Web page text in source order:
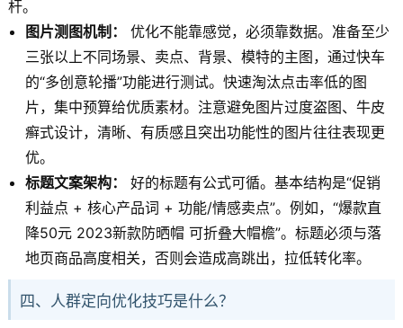
杆。
图片测图机制：
优化不能靠感觉，必须靠数据。准备至少
三张以上不同场景、卖点、背景、模特的主图，通过快车
的“多创意轮播”功能进行测试。快速淘汰点击率低的图
片，集中预算给优质素材。注意避免图片过度盗图、牛皮
癣式设计，清晰、有质感且突出功能性的图片往往表现更
优。
标题文案架构：
好的标题有公式可循。基本结构是“促销
利益点 + 核心产品词 + 功能/情感卖点”。例如，“爆款直
降50元 2023新款防晒帽 可折叠大帽檐”。标题必须与落
地页商品高度相关，否则会造成高跳出，拉低转化率。
四、人群定向优化技巧是什么？